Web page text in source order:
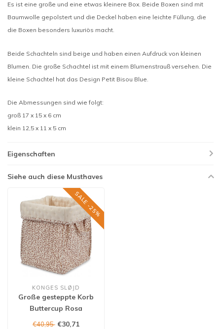
Es ist eine große und eine etwas kleinere Box. Beide Boxen sind mit
Baumwolle gepolstert und die Deckel haben eine leichte Füllung, die
die Boxen besonders luxuriös macht.
Beide Schachteln sind beige und haben einen Aufdruck von kleinen
Blumen. Die große Schachtel ist mit einem Blumenstrauß versehen. Die
kleine Schachtel hat das Design Petit Bisou Blue.
Die Abmessungen sind wie folgt:
groß 17 x 15 x 6 cm
klein 12,5 x 11 x 5 cm
Eigenschaften
Siehe auch diese Musthaves
SALE -25%
KONGES SLØJD
Große gesteppte Korb
Buttercup Rosa
€40,95 €30,71